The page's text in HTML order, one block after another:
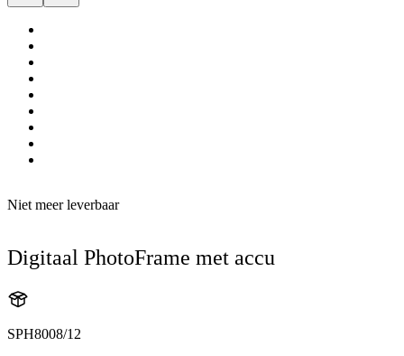
Niet meer leverbaar
Digitaal PhotoFrame met accu
SPH8008/12